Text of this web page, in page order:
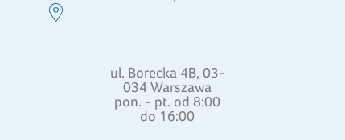
ul. Borecka 4B, 03-
034 Warszawa
pon. - pt. od 8:00
do 16:00